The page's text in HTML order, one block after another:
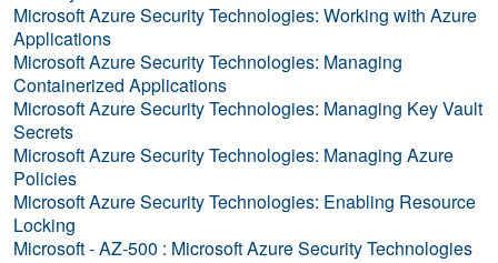
Microsoft Azure Security Technologies: Working with Azure
Applications
Microsoft Azure Security Technologies: Managing
Containerized Applications
Microsoft Azure Security Technologies: Managing Key Vault
Secrets
Microsoft Azure Security Technologies: Managing Azure
Policies
Microsoft Azure Security Technologies: Enabling Resource
Locking
Microsoft - AZ-500 : Microsoft Azure Security Technologies